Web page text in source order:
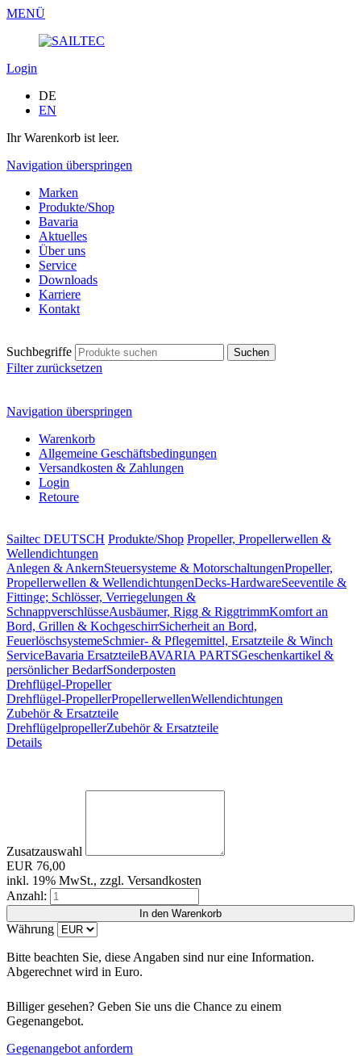
MENÜ
Login
DE
EN
Ihr Warenkorb ist leer.
Navigation überspringen
Marken
Produkte/Shop
Bavaria
Aktuelles
Über uns
Service
Downloads
Karriere
Kontakt
Suchbegriffe
Filter zurücksetzen
Navigation überspringen
Warenkorb
Allgemeine Geschäftsbedingungen
Versandkosten & Zahlungen
Login
Retoure
Sailtec DEUTSCH Produkte/Shop Propeller, Propellerwellen &
Wellendichtungen
Anlegen & AnkernSteuersysteme & MotorschaltungenPropeller,
Propellerwellen & WellendichtungenDecks-HardwareSeeventile &
Fittinge; Schlösser, Verriegelungen &
SchnappverschlüsseAusbäumer, Rigg & RiggtrimmKomfort an
Bord, Grillen & KochgeschirrSicherheit an Bord,
FeuerlöschsystemeSchmier- & Pflegemittel, Ersatzteile & Winch
ServiceBavaria ErsatzteileBAVARIA PARTSGeschenkartikel &
persönlicher BedarfSonderposten
Drehflügel-Propeller
Drehflügel-PropellerPropellerwellenWellendichtungen
Zubehör & Ersatzteile
DrehflügelpropellerZubehör & Ersatzteile
Details
Zusatzauswahl
EUR 76,00
inkl. 19% MwSt., zzgl. Versandkosten
Anzahl:
Währung
Bitte beachten Sie, diese Angaben sind nur eine Information.
Abgerechnet wird in Euro.
Billiger gesehen? Geben Sie uns die Chance zu einem
Gegenangebot.
Gegenangebot anfordern